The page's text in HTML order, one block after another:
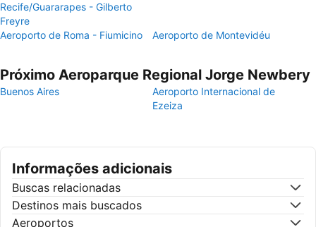
Recife/Guararapes - Gilberto
Freyre
Aeroporto de Roma - Fiumicino Aeroporto de Montevidéu
Próximo Aeroparque Regional Jorge Newbery
Buenos Aires
Aeroporto Internacional de
Ezeiza
Informações adicionais
Buscas relacionadas
Destinos mais buscados
Aeroportos